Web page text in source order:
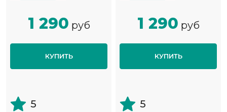
1 290 руб
КУПИТЬ
5
1 290 руб
КУПИТЬ
5